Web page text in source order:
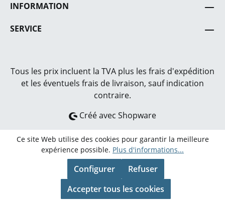
INFORMATION
SERVICE
Tous les prix incluent la TVA plus les frais d'expédition
et les éventuels frais de livraison, sauf indication
contraire.
Créé avec Shopware
Ce site Web utilise des cookies pour garantir la meilleure
expérience possible. Plus d'informations...
Refuser
Configurer
Accepter tous les cookies